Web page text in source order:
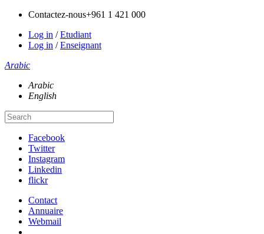
Contactez-nous+961 1 421 000
Log in /Etudiant
Log in /Enseignant
Arabic
Arabic
English
Facebook
Twitter
Instagram
Linkedin
flickr
Contact
Annuaire
Webmail